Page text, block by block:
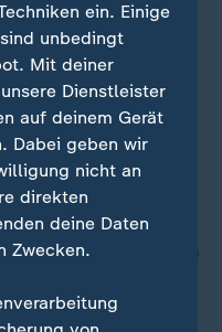
Beccacece wollte
"In dem
nicht aufhören uns
hierher gebracht." Ihn
gestand der
drei Alutreffer. Der in
(23.) und Alan Minda
bereits vor der
ein. Einige
unbedingt
Mit deiner
Dienstleister
auf deinem Gerät
Dabei geben wir
nicht an
direkten
deine Daten
Zwecken.